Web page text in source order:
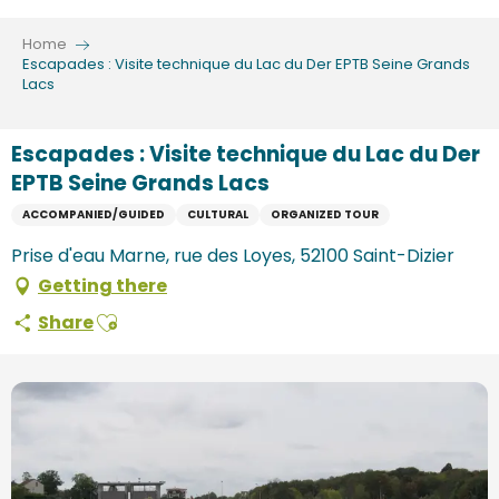
contenu
principal
Home
Escapades : Visite technique du Lac du Der EPTB Seine Grands
Lacs
Escapades : Visite technique du Lac du Der
EPTB Seine Grands Lacs
ACCOMPANIED/GUIDED CULTURAL ORGANIZED TOUR
Prise d'eau Marne, rue des Loyes, 52100 Saint-Dizier
Getting there
ShareAjouter aux favoris